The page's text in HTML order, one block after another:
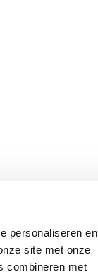
personaliseren en
site met onze
combineren met